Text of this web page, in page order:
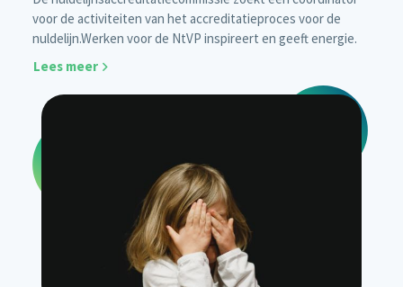
voor de activiteiten van het accreditatieproces voor de
nuldelijn.Werken voor de NtVP inspireert en geeft energie.
Lees meer